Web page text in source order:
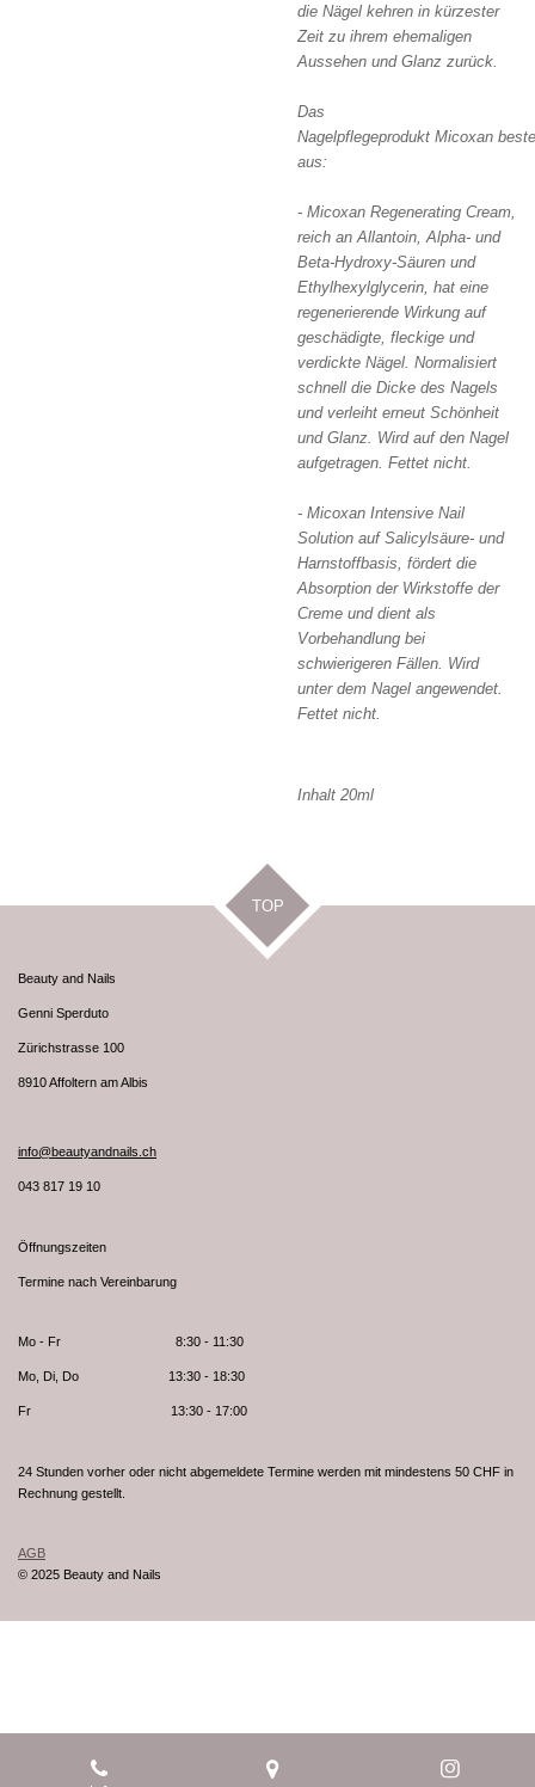
die Nägel kehren in kürzester
Zeit zu ihrem ehemaligen
Aussehen und Glanz zurück.
Das
Nagelpflegeprodukt Micoxan
aus:
- Micoxan Regenerating Cream
reich an Allantoin, Alpha- und
Beta-Hydroxy-Säuren und
Ethylhexylglycerin, hat eine
regenerierende Wirkung auf
geschädigte, fleckige und
verdickte Nägel. Normalisiert
schnell die Dicke des Nagels
und verleiht erneut Schönheit
und Glanz. Wird auf den Nagel
aufgetragen. Fettet nicht.
- Micoxan Intensive Nail
Solution auf Salicylsäure- und
Harnstoffbasis, fördert die
Absorption der Wirkstoffe der
Creme und dient als
Vorbehandlung bei
schwierigeren Fällen. Wird
unter dem Nagel angewendet.
Fettet nicht.
Inhalt 20ml
TOP
Beauty and Nails
Genni Sperduto
Zürichstrasse 100
8910 Affoltern am Albis
info@beautyandnails.ch
043 817 19 10
Öffnungszeiten
Termine nach Vereinbarung
Mo - Fr 8:30 - 11:30
Mo, Di, Do 13:30 - 18:30
Fr 13:30 - 17:00
24 Stunden vorher oder nicht abgemeldete Termine werden mit mindestens 50 CHF in
Rechnung gestellt.
AGB
© 2025 Beauty and Nails